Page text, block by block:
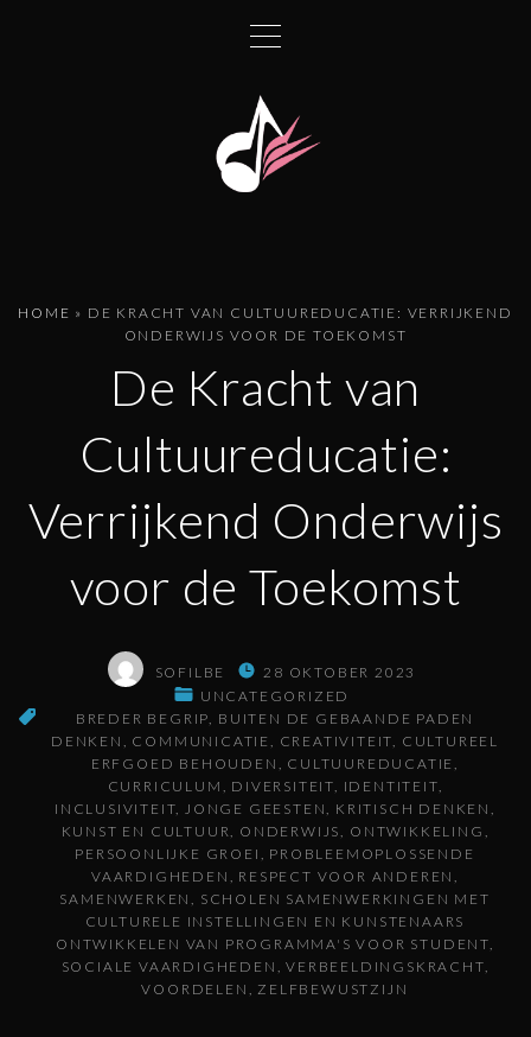
HOME » DE KRACHT VAN CULTUUREDUCATIE: VERRIJKEND
ONDERWIJS VOOR DE TOEKOMST
De Kracht van
Cultuureducatie:
Verrijkend Onderwijs
voor de Toekomst
SOFILBE
28 OKTOBER 2023
UNCATEGORIZED
BREDER BEGRIP BUITEN DE GEBAANDE PADEN
DENKEN
COMMUNICATIE CREATIVITEIT CULTUREEL
ERFGOED BEHOUDEN
CULTUUREDUCATIE
CURRICULUM
DIVERSITEIT
IDENTITEIT
INCLUSIVITEIT JONGE GEESTEN KRITISCH DENKEN
KUNST EN CULTUUR ONDERWIJS ONTWIKKELING
PERSOONLIJKE GROEI
PROBLEEMOPLOSSENDE
VAARDIGHEDEN
RESPECT VOOR ANDEREN
SAMENWERKEN SCHOLEN SAMENWERKINGEN MET
CULTURELE INSTELLINGEN EN KUNSTENAARS
ONTWIKKELEN VAN PROGRAMMA'S VOOR STUDENT
SOCIALE VAARDIGHEDEN
VERBEELDINGSKRACHT
VOORDELEN
ZELFBEWUSTZIJN